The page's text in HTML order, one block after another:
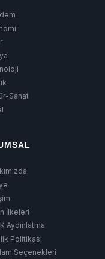
Sanat
İlkeleri
Aydınlatma
Politikası
Seçenekleri